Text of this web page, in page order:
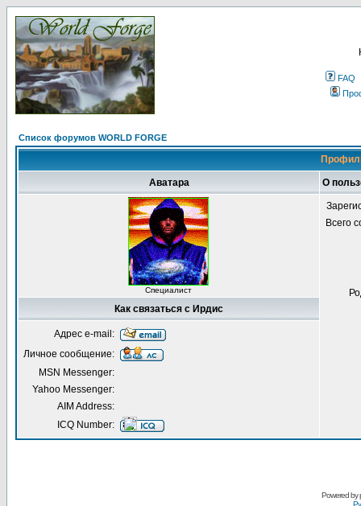
FAQ
Список форумов WORLD FORGE
Аватара О
Специалист
Всего
Как связаться с Ирдис
Адрес e-mail:
Личное сообщение:
MSN Messenger:
Yahoo Messenger:
AIM Address:
ICQ Number:
Powered by